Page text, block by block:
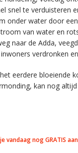
snel te verduisteren
onder water door
van water en
naar de Adda,
verdronken
eerdere bloeiende
kan nog
vandaag nog GRATIS